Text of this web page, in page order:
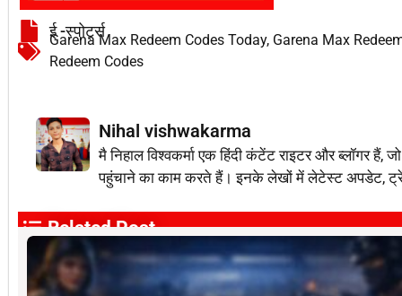
ई -स्पोर्ट्स
Garena Max Redeem Codes Today, Garena Max
Redeem Codes
Nihal vishwakarma
मै निहाल विश्वकर्मा एक हिंदी कंटेंट राइटर और
पहुंचाने का काम करते हैं। इनके लेखों में लेटेस्ट अपडेट,
Related Post